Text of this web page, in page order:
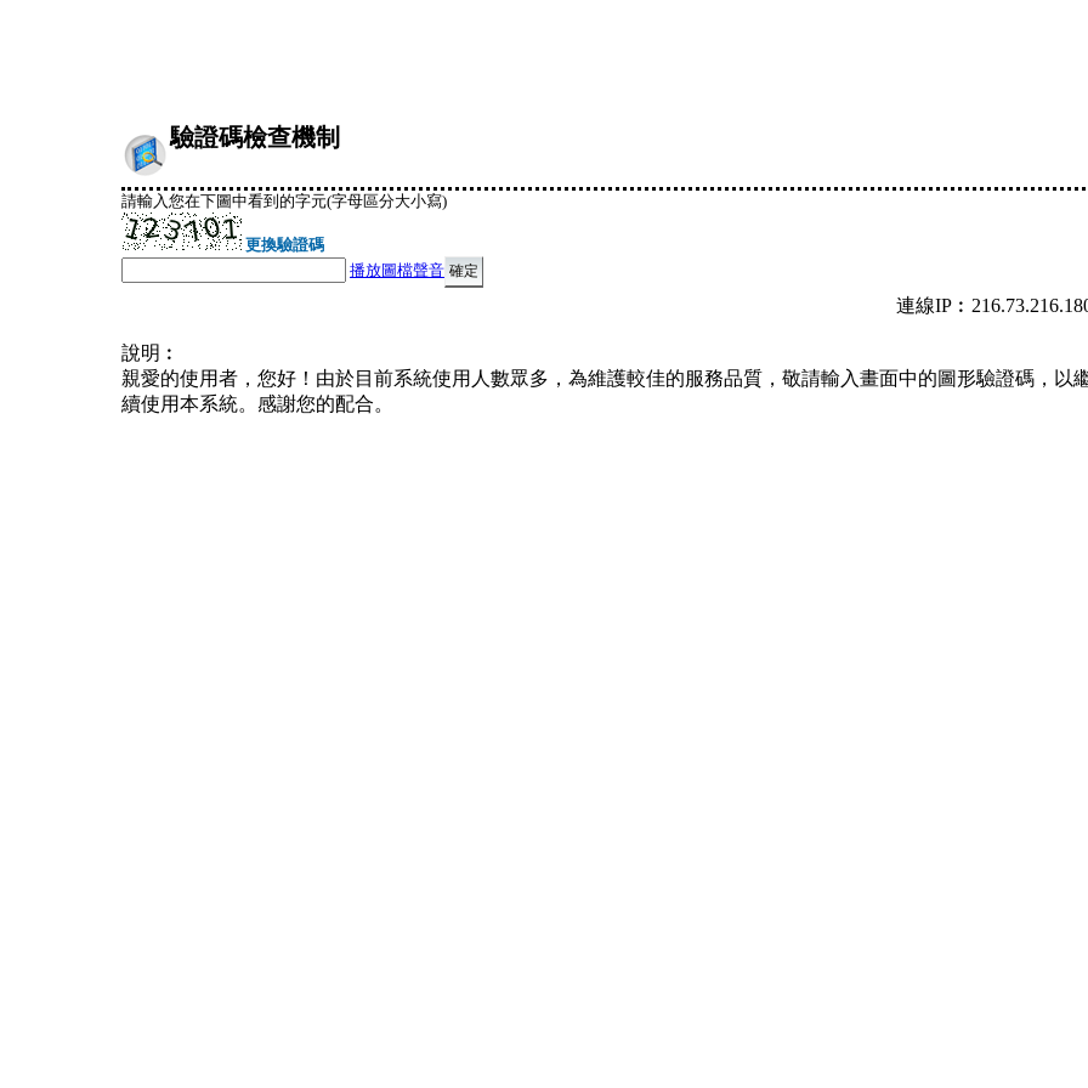
驗證碼檢查機制
請輸入您在下圖中看到的字元(字母區分大小寫)
更換驗證碼
播放圖檔聲音
連線
說明︰
親愛的使用者，您好！由於目前系統使用人數眾多，為維護較佳的服務品質，敬請輸入畫面中的圖形驗證碼，以
續使用本系統。感謝您的配合。